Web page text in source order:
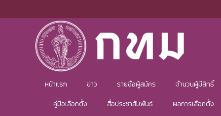
หน้าแรก ข่าว รายชื่อผู้สมัคร
จำนวนผู้มีสิทธิ์
คู่มือเลือกตั้ง
สื่อประชาสัมพันธ์
ผลการเลือกตั้ง